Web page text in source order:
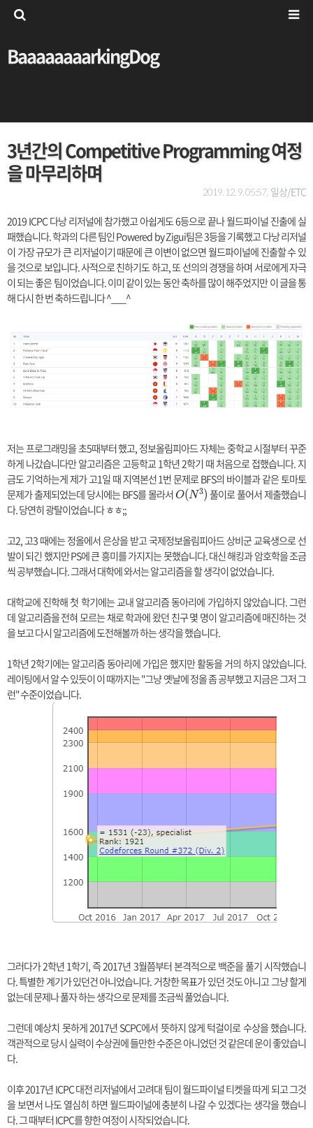
BaaaaaaaarkingDog
3년간의 Competitive Programming 여정
을 마무리하며
2019. 12. 9. 05:57, 일상/ETC
2019 ICPC 다낭 리저널에 참가했고 아쉽게도 6등으로 끝나 월드파이널 진출에 실
패했습니다. 학과의 다른 팀인 Powered by Zigui팀은 3등을 기록했고 다낭 리저널
이 가장 규모가 큰 리저널이기 때문에 큰 이변이 없으면 월드파이널에 진출할 수 있
을 것으로 보입니다. 사적으로 친하기도 하고, 또 선의의 경쟁을 하며 서로에게 자극
이 되는 좋은 팀이었습니다. 이미 같이 있는 동안 축하를 많이 해주었지만 이 글을 통
해 다시 한 번 축하드립니다 ^___^
저는 프로그래밍을 초5때부터 했고, 정보올림피아드 자체는 중학교 시절부터 꾸준
하게 나갔습니다만 알고리즘은 고등학교 1학년 2학기 때 처음으로 접했습니다. 지
금도 기억하는게 제가 고1일 때 지역본선 1번 문제로 BFS의 바이블과 같은 토마토
문제가 출제되었는데 당시에는 BFS를 몰라서O
^
3
)
O(N3) 풀이로 풀어서 제출했습니
다. 당연히 광탈이었습니다 ㅎㅎ;;
고2, 고3 때에는 정올에서 은상을 받고 국제정보올림피아드 상비군 교육생으로 선
발이 되긴 했지만 PS에 큰 흥미를 가지지는 못했습니다. 대신 해킹과 암호학을 조금
씩 공부했습니다. 그래서 대학에 와서는 알고리즘을 할 생각이 없었습니다.
대학교에 진학해 첫 학기에는 교내 알고리즘 동아리에 가입하지 않았습니다. 그런
데 알고리즘을 전혀 모르는 채로 학과에 왔던 친구 몇 명이 알고리즘에 매진하는 것
을 보고 다시 알고리즘에 도전해볼까 하는 생각을 했습니다.
1학년 2학기에는 알고리즘 동아리에 가입은 했지만 활동을 거의 하지 않았습니다.
레이팅에서 알 수 있듯이 이 때까지는 "그냥 옛날에 정올 좀 공부했고 지금은 그저 그
런" 수준이었습니다.
그러다가 2학년 1학기, 즉 2017년 3월쯤부터 본격적으로 백준을 풀기 시작했습니
다. 특별한 계기가 있던건 아니었습니다. 거창한 목표가 있던 것도 아니고 그냥 할게
없는데 문제나 풀자 하는 생각으로 문제를 조금씩 풀었습니다.
그런데 예상치 못하게 2017년 SCPC에서 뜻하지 않게 턱걸이로 수상을 했습니다.
객관적으로 당시 실력이 수상권에 들만한 수준은 아니었던 것 같은데 운이 좋았습니
다.
이후 2017년 ICPC 대전 리저널에서 고려대 팀이 월드파이널 티켓을 따게 되고 그것
을 보면서 나도 열심히 하면 월드파이널에 충분히 나갈 수 있겠다는 생각을 했습니
다. 그 때부터 ICPC를 향한 여정이 시작되었습니다.